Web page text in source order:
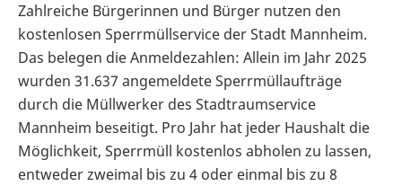
Zahlreiche Bürgerinnen und Bürger nutzen den
kostenlosen Sperrmüllservice der Stadt Mannheim.
Das belegen die Anmeldezahlen: Allein im Jahr 2025
wurden 31.637 angemeldete Sperrmüllaufträge
durch die Müllwerker des Stadtraumservice
Mannheim beseitigt. Pro Jahr hat jeder Haushalt die
Möglichkeit, Sperrmüll kostenlos abholen zu lassen,
entweder zweimal bis zu 4 oder einmal bis zu 8